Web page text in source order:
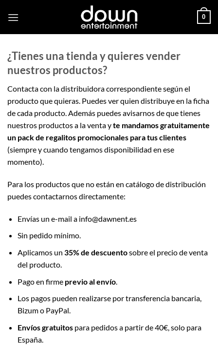
0
¿Tienes una tienda y quieres vender
nuestros productos?
Contacta con la distribuidora correspondiente según el
producto que quieras. Puedes ver quien distribuye en la ficha
de cada producto. Además puedes avisarnos de que tienes
nuestros productos a la venta yte mandamos gratuitamente
un pack de regalitos promocionales para tus clientes
(siempre y cuando tengamos disponibilidad en ese
momento).
Para los productos que no están en catálogo de distribución
puedes contactarnos directamente:
Envías un e-mail a info@dawnent.es
Sin pedido mínimo.
Aplicamos un 35% de descuentosobre el precio de venta
del producto.
Pago en firme previo al envío.
Los pagos pueden realizarse por transferencia bancaria,
Bizum o PayPal.
Envíos gratuitospara pedidos a partir de 40€, solo para
España.